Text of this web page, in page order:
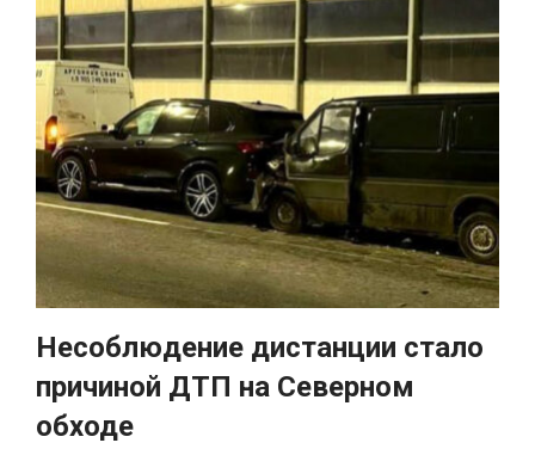
Несоблюдение дистанции стало
причиной ДТП на Северном
обходе